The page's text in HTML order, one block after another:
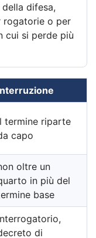
difesa,
rogatorie o per
cui si perde più
termine riparte
capo
oltre un
in più del
base
di